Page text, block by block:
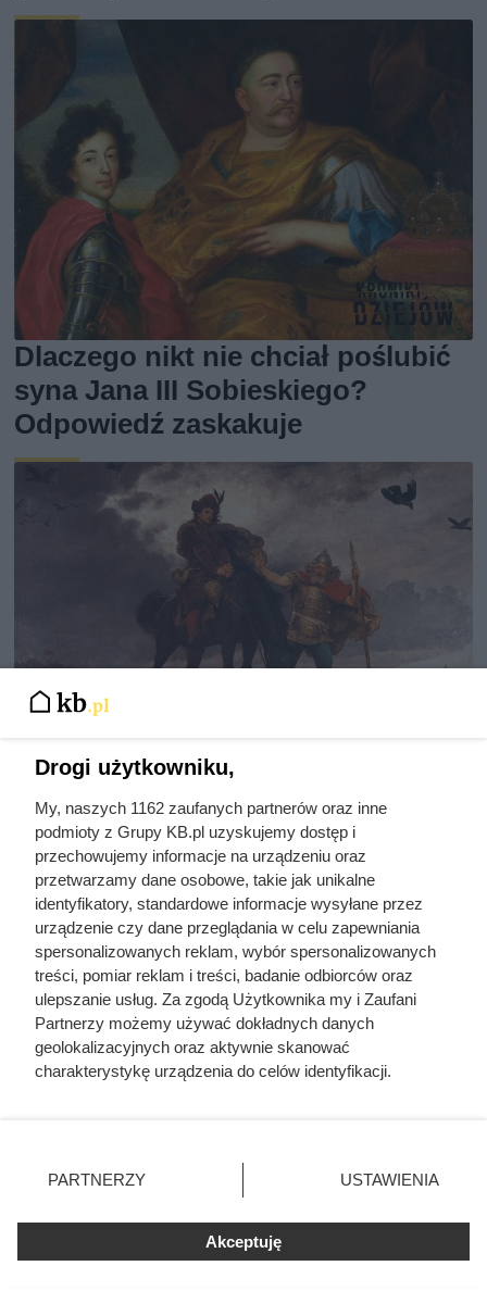
Dlaczego nikt nie chciał poślubić
syna Jana III Sobieskiego?
Odpowiedź zaskakuje
Gdyby nie ten król, Polska
zniknęłaby z mapy Europy. Wrócił
z wygnania z zaledwie 500
rycerzami
Drogi użytkowniku,
My, naszych 1162 zaufanych partnerów oraz inne
podmioty z Grupy KB.pl uzyskujemy dostęp i
przechowujemy informacje na urządzeniu oraz
przetwarzamy dane osobowe, takie jak unikalne
identyfikatory, standardowe informacje wysyłane przez
urządzenie czy dane przeglądania w celu zapewniania
spersonalizowanych reklam, wybór spersonalizowanych
treści, pomiar reklam i treści, badanie odbiorców oraz
ulepszanie usług. Za zgodą Użytkownika my i Zaufani
Partnerzy możemy używać dokładnych danych
geolokalizacyjnych oraz aktywnie skanować
charakterystykę urządzenia do celów identyfikacji.
zmienić/wycofać klikając przycisk ustawień prywatności
znajdujący się w lewym dolnym rogu strony. Niektóre
użytkownika, ale masz prawo sprzeciwić się takiemu
przetwarzaniu. Preferencje będą miały zastosowania tylko
PARTNERZY USTAWIENIA
Akceptuję